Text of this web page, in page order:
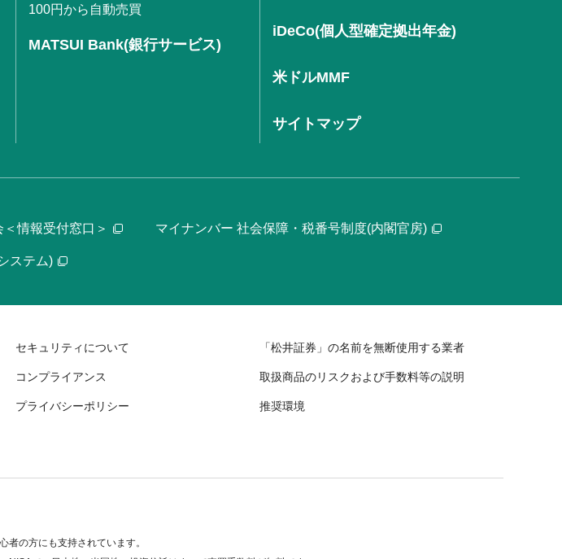
100円から自動売買
MATSUI Bank(銀行サービス)
iDeCo(個人型確定拠出年金)
米ドルMMF
サイトマップ
情報受付窓口＞ マイナンバー 社会保障・税番号制度(内閣官房)
ステム)
セキュリティについて 「松井証券」の名前を無断使用する業者
コンプライアンス 取扱商品のリスクおよび手数料等の説明
プライバシーポリシー 推奨環境
の方にも支持されています。